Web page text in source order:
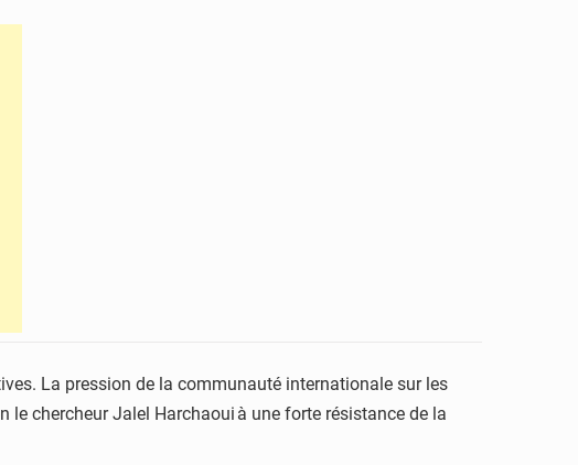
La pression de la communauté internationale sur les
le chercheur Jalel Harchaoui à une forte résistance de la